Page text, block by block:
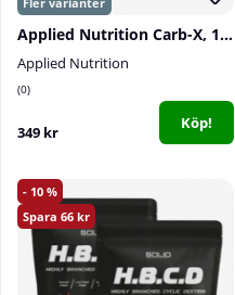
Applied Nutrition Carb-X, 1200 g
Applied Nutrition
0
349 kr Köp!
10
66